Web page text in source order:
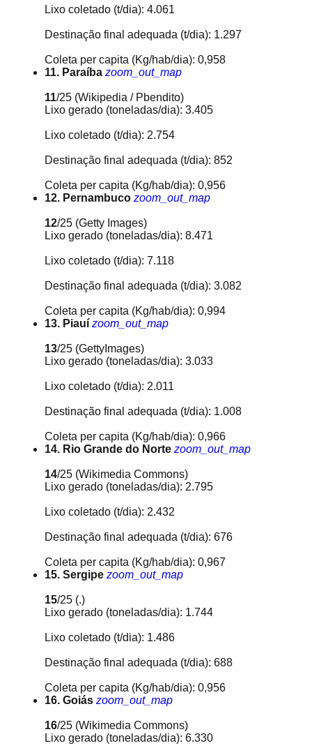
Lixo coletado (t/dia): 4.061
Destinação final adequada (t/dia): 1.297
Coleta per capita (Kg/hab/dia): 0,958
11. Paraíba zoom_out_map
11/25 (Wikipedia / Pbendito)
Lixo gerado (toneladas/dia): 3.405
Lixo coletado (t/dia): 2.754
Destinação final adequada (t/dia): 852
Coleta per capita (Kg/hab/dia): 0,956
12. Pernambuco zoom_out_map
12/25 (Getty Images)
Lixo gerado (toneladas/dia): 8.471
Lixo coletado (t/dia): 7.118
Destinação final adequada (t/dia): 3.082
Coleta per capita (Kg/hab/dia): 0,994
13. Piauí zoom_out_map
13/25 (GettyImages)
Lixo gerado (toneladas/dia): 3.033
Lixo coletado (t/dia): 2.011
Destinação final adequada (t/dia): 1.008
Coleta per capita (Kg/hab/dia): 0,966
14. Rio Grande do Norte zoom_out_map
14/25 (Wikimedia Commons)
Lixo gerado (toneladas/dia): 2.795
Lixo coletado (t/dia): 2.432
Destinação final adequada (t/dia): 676
Coleta per capita (Kg/hab/dia): 0,967
15. Sergipe zoom_out_map
15/25 (.)
Lixo gerado (toneladas/dia): 1.744
Lixo coletado (t/dia): 1.486
Destinação final adequada (t/dia): 688
Coleta per capita (Kg/hab/dia): 0,956
16. Goiás zoom_out_map
16/25 (Wikimedia Commons)
Lixo gerado (toneladas/dia): 6.330